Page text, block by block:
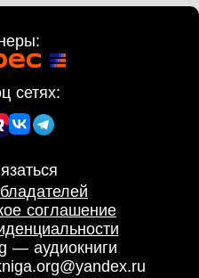
сетях:
соглашение
— аудиокниги